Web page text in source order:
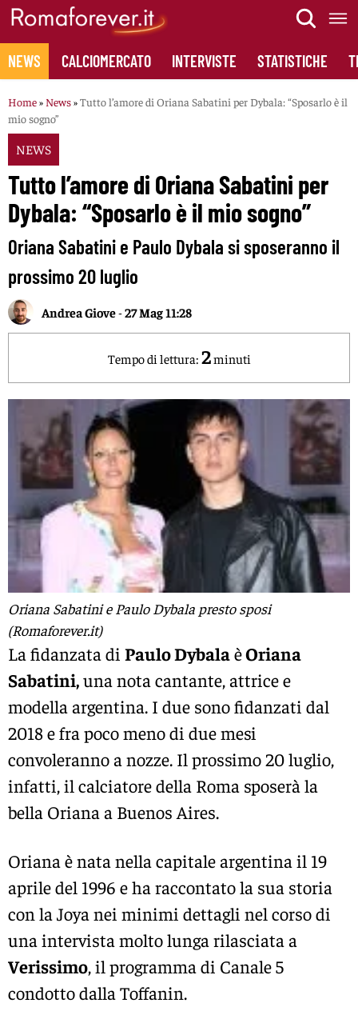
Skip
content
NEWS CALCIOMERCATO INTERVISTE STATISTICHE
Home» News»Tutto l’amore di Oriana Sabatini per Dybala: “Sposarlo è il
mio sogno”
NEWS
Tutto l’amore di Oriana Sabatini per
Dybala: “Sposarlo è il mio sogno”
Oriana Sabatini e Paulo Dybala si sposeranno il
prossimo 20 luglio
Andrea Giove-27 Mag 11:28
Tempo di lettura: 2minuti
Oriana Sabatini e Paulo Dybala presto sposi
(Romaforever.it)
La fidanzata di Paulo DybalaèOriana
Sabatini,una nota cantante, attrice e
modella argentina. I due sono fidanzati dal
2018 e fra poco meno di due mesi
convoleranno a nozze. Il prossimo 20 luglio,
infatti, il calciatore della Roma sposerà la
bella Oriana a Buenos Aires.
Oriana è nata nella capitale argentina il 19
aprile del 1996 e ha raccontato la sua storia
con la Joya nei minimi dettagli nel corso di
una intervista molto lunga rilasciata a
Verissimo, il programma di Canale 5
condotto dalla Toffanin.